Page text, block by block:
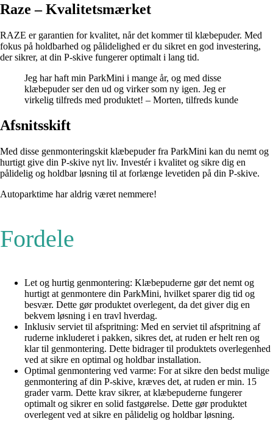
Raze – Kvalitetsmærket
RAZE er garantien for kvalitet, når det kommer til klæbepuder. Med
fokus på holdbarhed og pålidelighed er du sikret en god investering,
der sikrer, at din P-skive fungerer optimalt i lang tid.
Jeg har haft min ParkMini i mange år, og med disse
klæbepuder ser den ud og virker som ny igen. Jeg er
virkelig tilfreds med produktet! – Morten, tilfreds kunde
Afsnitsskift
Med disse genmonteringskit klæbepuder fra ParkMini kan du nemt og
hurtigt give din P-skive nyt liv. Investér i kvalitet og sikre dig en
pålidelig og holdbar løsning til at forlænge levetiden på din P-skive.
Autoparktime har aldrig været nemmere!
Fordele
Let og hurtig genmontering: Klæbepuderne gør det nemt og
hurtigt at genmontere din ParkMini, hvilket sparer dig tid og
besvær. Dette gør produktet overlegent, da det giver dig en
bekvem løsning i en travl hverdag.
Inklusiv serviet til afspritning: Med en serviet til afspritning af
ruderne inkluderet i pakken, sikres det, at ruden er helt ren og
klar til genmontering. Dette bidrager til produktets overlegenhed
ved at sikre en optimal og holdbar installation.
Optimal genmontering ved varme: For at sikre den bedst mulige
genmontering af din P-skive, kræves det, at ruden er min. 15
grader varm. Dette krav sikrer, at klæbepuderne fungerer
optimalt og sikrer en solid fastgørelse. Dette gør produktet
overlegent ved at sikre en pålidelig og holdbar løsning.